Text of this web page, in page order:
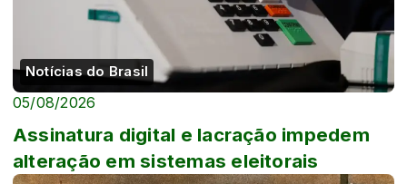
Notícias do Brasil
05/08/2026
Assinatura digital e lacração impedem
alteração em sistemas eleitorais